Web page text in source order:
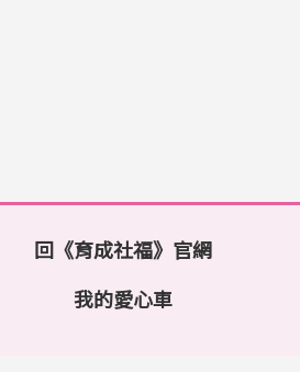
回《育成社福》官網
我的愛心車